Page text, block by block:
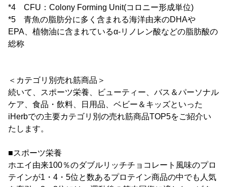
*4 CFU：Colony Forming Unit(コロニー形成単位)
*5 青魚の脂肪分に多く含まれる海洋由来のDHAや
EPA、植物油に含まれているα-リノレン酸などの脂肪酸の
総称
＜カテゴリ別売れ筋商品＞
続いて、スポーツ栄養、ビューティー、バス＆パーソナル
ケア、食品・飲料、日用品、ベビー＆キッズといった
iHerbでの主要カテゴリ別の売れ筋商品TOP5をご紹介い
たします。
■スポーツ栄養
ホエイ由来100％のダブルリッチチョコレート風味のプロ
テインが1・4・5位と数あるプロテイン商品の中でも人気